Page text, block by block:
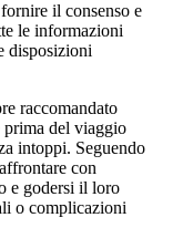
il consenso e
le informazioni
disposizioni
raccomandato
del viaggio
intoppi. Seguendo
con
e godersi il loro
o complicazioni